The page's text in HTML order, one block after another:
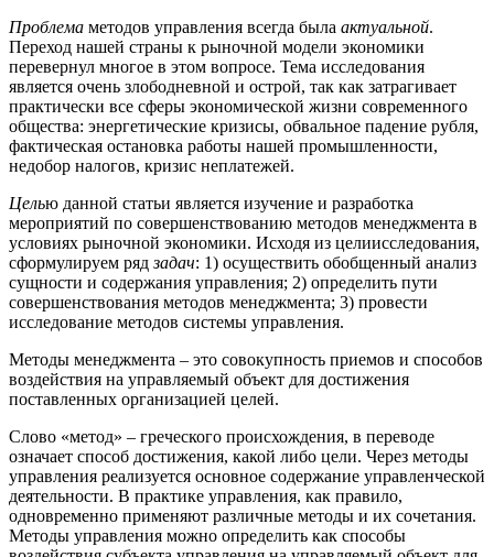
Проблема методов управления всегда была актуальной.
Переход нашей страны к рыночной модели экономики
перевернул многое в этом вопросе. Тема исследования
является очень злободневной и острой, так как затрагивает
практически все сферы экономической жизни современного
общества: энергетические кризисы, обвальное падение рубля,
фактическая остановка работы нашей промышленности,
недобор налогов, кризис неплатежей.
Целью данной статьи является изучение и разработка
мероприятий по совершенствованию методов менеджмента в
условиях рыночной экономики. Исходя из целиисследования,
сформулируем рядзадач: 1) осуществить обобщенный анализ
сущности и содержания управления; 2) определить пути
совершенствования методов менеджмента; 3) провести
исследование методов системы управления.
Методы менеджмента – это совокупность приемов и способов
воздействия на управляемый объект для достижения
поставленных организацией целей.
Слово «метод» – греческого происхождения, в переводе
означает способ достижения, какой либо цели. Через методы
управления реализуется основное содержание управленческой
деятельности. В практике управления, как правило,
одновременно применяют различные методы и их сочетания.
Методы управления можно определить как способы